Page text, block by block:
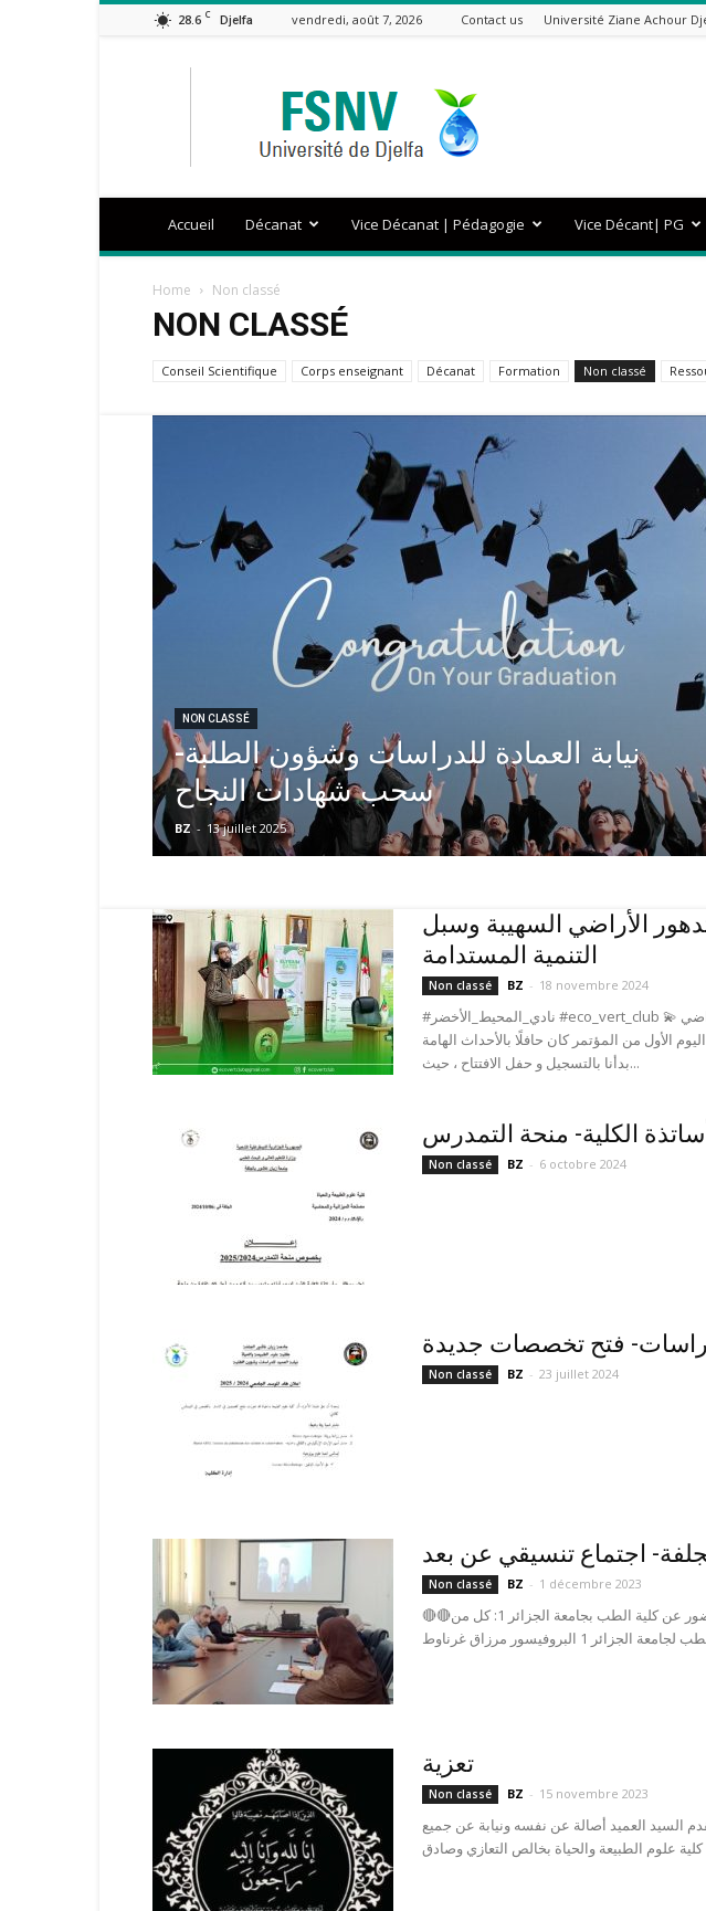
28.6 C Djelfa vendredi, août 7, 2026 Contact us Université Ziane Achour
Accueil Décanat Vice Décanat | Pédagogie Vice Décant| PG
Home Non classé
NON CLASSÉ
Conseil Scientifique Corps enseignant Décanat Formation Non classé
NON CLASSÉ
نيابة العمادة للدراسات وشؤون الطلبة-
سحب شهادات النجاح
BZ - 13 juillet 2025
الأراضي السهيبة وسبل
التنمية المستدامة
Non classé BZ - 18 novembre 2024
#نادي_المحيط_الأخضر #eco_vert_club 💫 الملتقى الدولي حول تدهور الأراضي
الأول من المؤتمر كان حافلًا بالأحداث الهامة
بدأنا بالتسجيل و حفل الافتتاح ، حيث...
الكلية- منحة التمدرس
Non classé BZ - 6 octobre 2024
فتح تخصصات جديدة
Non classé BZ - 23 juillet 2024
اجتماع تنسيقي عن بعد
Non classé BZ - 1 décembre 2023
🔴🔴تم اليوم عقد اجتماع عن بعد بحضور عن كلية الطب بجامعة الجزائر 1: كل من
تعزية
Non classé BZ - 15 novembre 2023
السيد العميد أصالة عن نفسه ونيابة عن جميع